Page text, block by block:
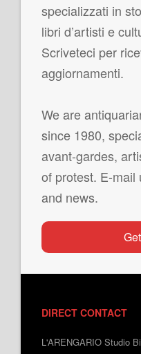
specializzati in
libri d’artisti e
Scriveteci per
aggiornamenti.
We are
since 1980,
avant-gardes,
of protest. E-mail
and news.
DIRECT CONTACT
L'ARENGARIO Studio